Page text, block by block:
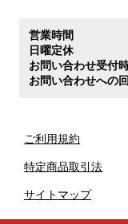
営業時間
日曜定休
お問い合わせ受付
お問い合わせへの
ご利用規約
特定商品取引法
サイトマップ